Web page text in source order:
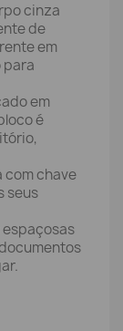
cinza
de
em
para
em
é
com chave
seus